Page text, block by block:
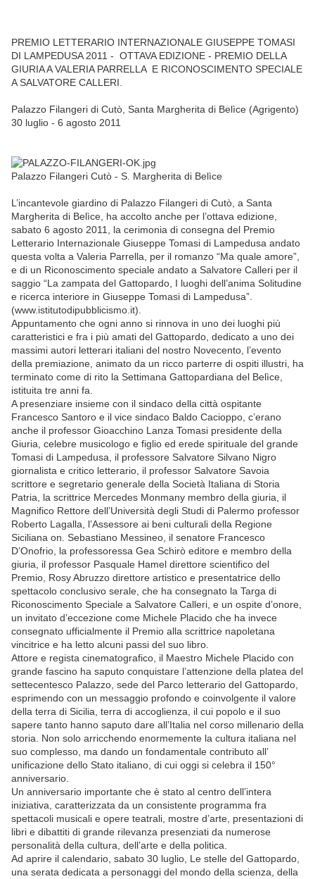
PREMIO LETTERARIO INTERNAZIONALE GIUSEPPE TOMASI
DI LAMPEDUSA 2011 - OTTAVA EDIZIONE - PREMIO DELLA
GIURIA A VALERIA PARRELLA E RICONOSCIMENTO SPECIALE
A SALVATORE CALLERI.
Palazzo Filangeri di Cutò, Santa Margherita di Belìce (Agrigento)
30 luglio - 6 agosto 2011
Palazzo Filangeri Cutò - S. Margherita di Belìce
L’incantevole giardino di Palazzo Filangeri di Cutò, a Santa
Margherita di Belìce, ha accolto anche per l’ottava edizione,
sabato 6 agosto 2011, la cerimonia di consegna del Premio
Letterario Internazionale Giuseppe Tomasi di Lampedusa andato
questa volta a Valeria Parrella, per il romanzo “Ma quale amore”,
e di un Riconoscimento speciale andato a Salvatore Calleri per il
saggio “La zampata del Gattopardo, I luoghi dell’anima Solitudine
e ricerca interiore in Giuseppe Tomasi di Lampedusa”.
(www.istitutodipubblicismo.it).
Appuntamento che ogni anno si rinnova in uno dei luoghi più
caratteristici e fra i più amati del Gattopardo, dedicato a uno dei
massimi autori letterari italiani del nostro Novecento, l’evento
della premiazione, animato da un ricco parterre di ospiti illustri, ha
terminato come di rito la Settimana Gattopardiana del Belìce,
istituita tre anni fa.
A presenziare insieme con il sindaco della città ospitante
Francesco Santoro e il vice sindaco Baldo Cacioppo, c’erano
anche il professor Gioacchino Lanza Tomasi presidente della
Giuria, celebre musicologo e figlio ed erede spirituale del grande
Tomasi di Lampedusa, il professore Salvatore Silvano Nigro
giornalista e critico letterario, il professor Salvatore Savoia
scrittore e segretario generale della Società Italiana di Storia
Patria, la scrittrice Mercedes Monmany membro della giuria, il
Magnifico Rettore dell’Università degli Studi di Palermo professor
Roberto Lagalla, l’Assessore ai beni culturali della Regione
Siciliana on. Sebastiano Messineo, il senatore Francesco
D’Onofrio, la professoressa Gea Schirò editore e membro della
giuria, il professor Pasquale Hamel direttore scientifico del
Premio, Rosy Abruzzo direttore artistico e presentatrice dello
spettacolo conclusivo serale, che ha consegnato la Targa di
Riconoscimento Speciale a Salvatore Calleri, e un ospite d’onore,
un invitato d’eccezione come Michele Placido che ha invece
consegnato ufficialmente il Premio alla scrittrice napoletana
vincitrice e ha letto alcuni passi del suo libro.
Attore e regista cinematografico, il Maestro Michele Placido con
grande fascino ha saputo conquistare l’attenzione della platea del
settecentesco Palazzo, sede del Parco letterario del Gattopardo,
esprimendo con un messaggio profondo e coinvolgente il valore
della terra di Sicilia, terra di accoglienza, il cui popolo e il suo
sapere tanto hanno saputo dare all’Italia nel corso millenario della
storia. Non solo arricchendo enormemente la cultura italiana nel
suo complesso, ma dando un fondamentale contributo all’
unificazione dello Stato italiano, di cui oggi si celebra il 150°
anniversario.
Un anniversario importante che è stato al centro dell’intera
iniziativa, caratterizzata da un consistente programma fra
spettacoli musicali e opere teatrali, mostre d’arte, presentazioni di
libri e dibattiti di grande rilevanza presenziati da numerose
personalità della cultura, dell’arte e della politica.
Ad aprire il calendario, sabato 30 luglio, Le stelle del Gattopardo,
una serata dedicata a personaggi del mondo della scienza, della